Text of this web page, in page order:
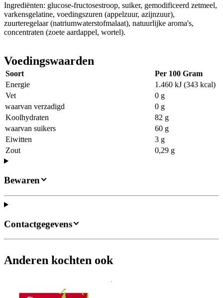
Ingrediënten: glucose-fructosestroop, suiker, gemodificeerd zetmeel,
varkensgelatine, voedingszuren (appelzuur, azijnzuur),
zuurteregelaar (natriumwaterstofmalaat), natuurlijke aroma's,
concentraten (zoete aardappel, wortel).
Voedingswaarden
Soort
Per 100 Gram
Energie
1.460 kJ (343 kcal)
Vet
0 g
waarvan verzadigd
0 g
Koolhydraten
82 g
waarvan suikers
60 g
Eiwitten
3 g
Zout
0,29 g
Bewaren
Contactgegevens
Anderen kochten ook